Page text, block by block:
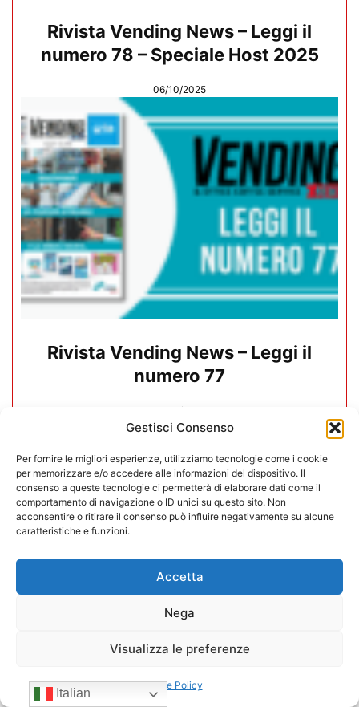
Gestisci Consenso
Per fornire le migliori esperienze, utilizziamo tecnologie come i cookie
per memorizzare e/o accedere alle informazioni del dispositivo. Il
consenso a queste tecnologie ci permetterà di elaborare dati come il
comportamento di navigazione o ID unici su questo sito. Non
acconsentire o ritirare il consenso può influire negativamente su alcune
caratteristiche e funzioni.
Accetta
Nega
Visualizza le preferenze
Cookie Policy
Rivista Vending News – Leggi il
numero 78 – Speciale Host 2025
06/10/2025
Rivista Vending News – Leggi il
numero 77
18/07/2025
numero 76
Italian